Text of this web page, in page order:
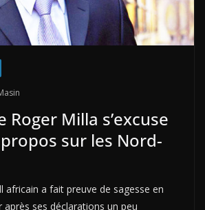
Roger Milla s’excuse
sur les Nord-
africain a fait preuve de sagesse en
après ses déclarations un peu